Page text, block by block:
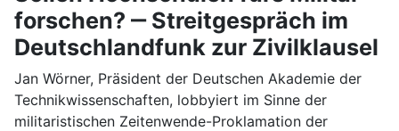
forschen? ‒ Streitgespräch im
Deutschlandfunk zur Zivilklausel
Jan Wörner, Präsident der Deutschen Akademie der
Technikwissenschaften, lobbyiert im Sinne der
militaristischen Zeitenwende-Proklamation der